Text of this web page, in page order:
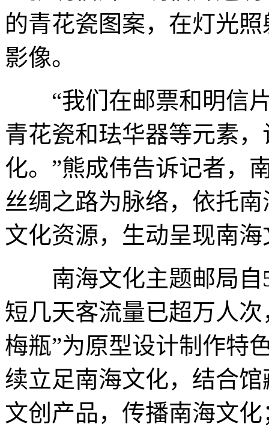
的青花瓷图案，在灯光
影像。
“我们在邮票和明信片
青花瓷和珐华器等元素
化。”熊成伟告诉记者，
丝绸之路为脉络，依托
文化资源，生动呈现南
南海文化主题邮局自5
短几天客流量已超万人
梅瓶”为原型设计制作特
续立足南海文化，结合
文创产品，传播南海文